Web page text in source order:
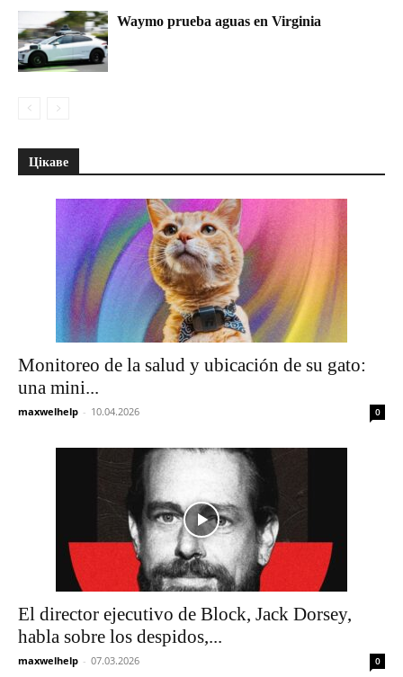
Waymo prueba aguas en Virginia
Цікаве
Monitoreo de la salud y ubicación de su gato:
una mini...
maxwelhelp - 10.04.2026 0
El director ejecutivo de Block, Jack Dorsey,
habla sobre los despidos,...
maxwelhelp - 07.03.2026 0